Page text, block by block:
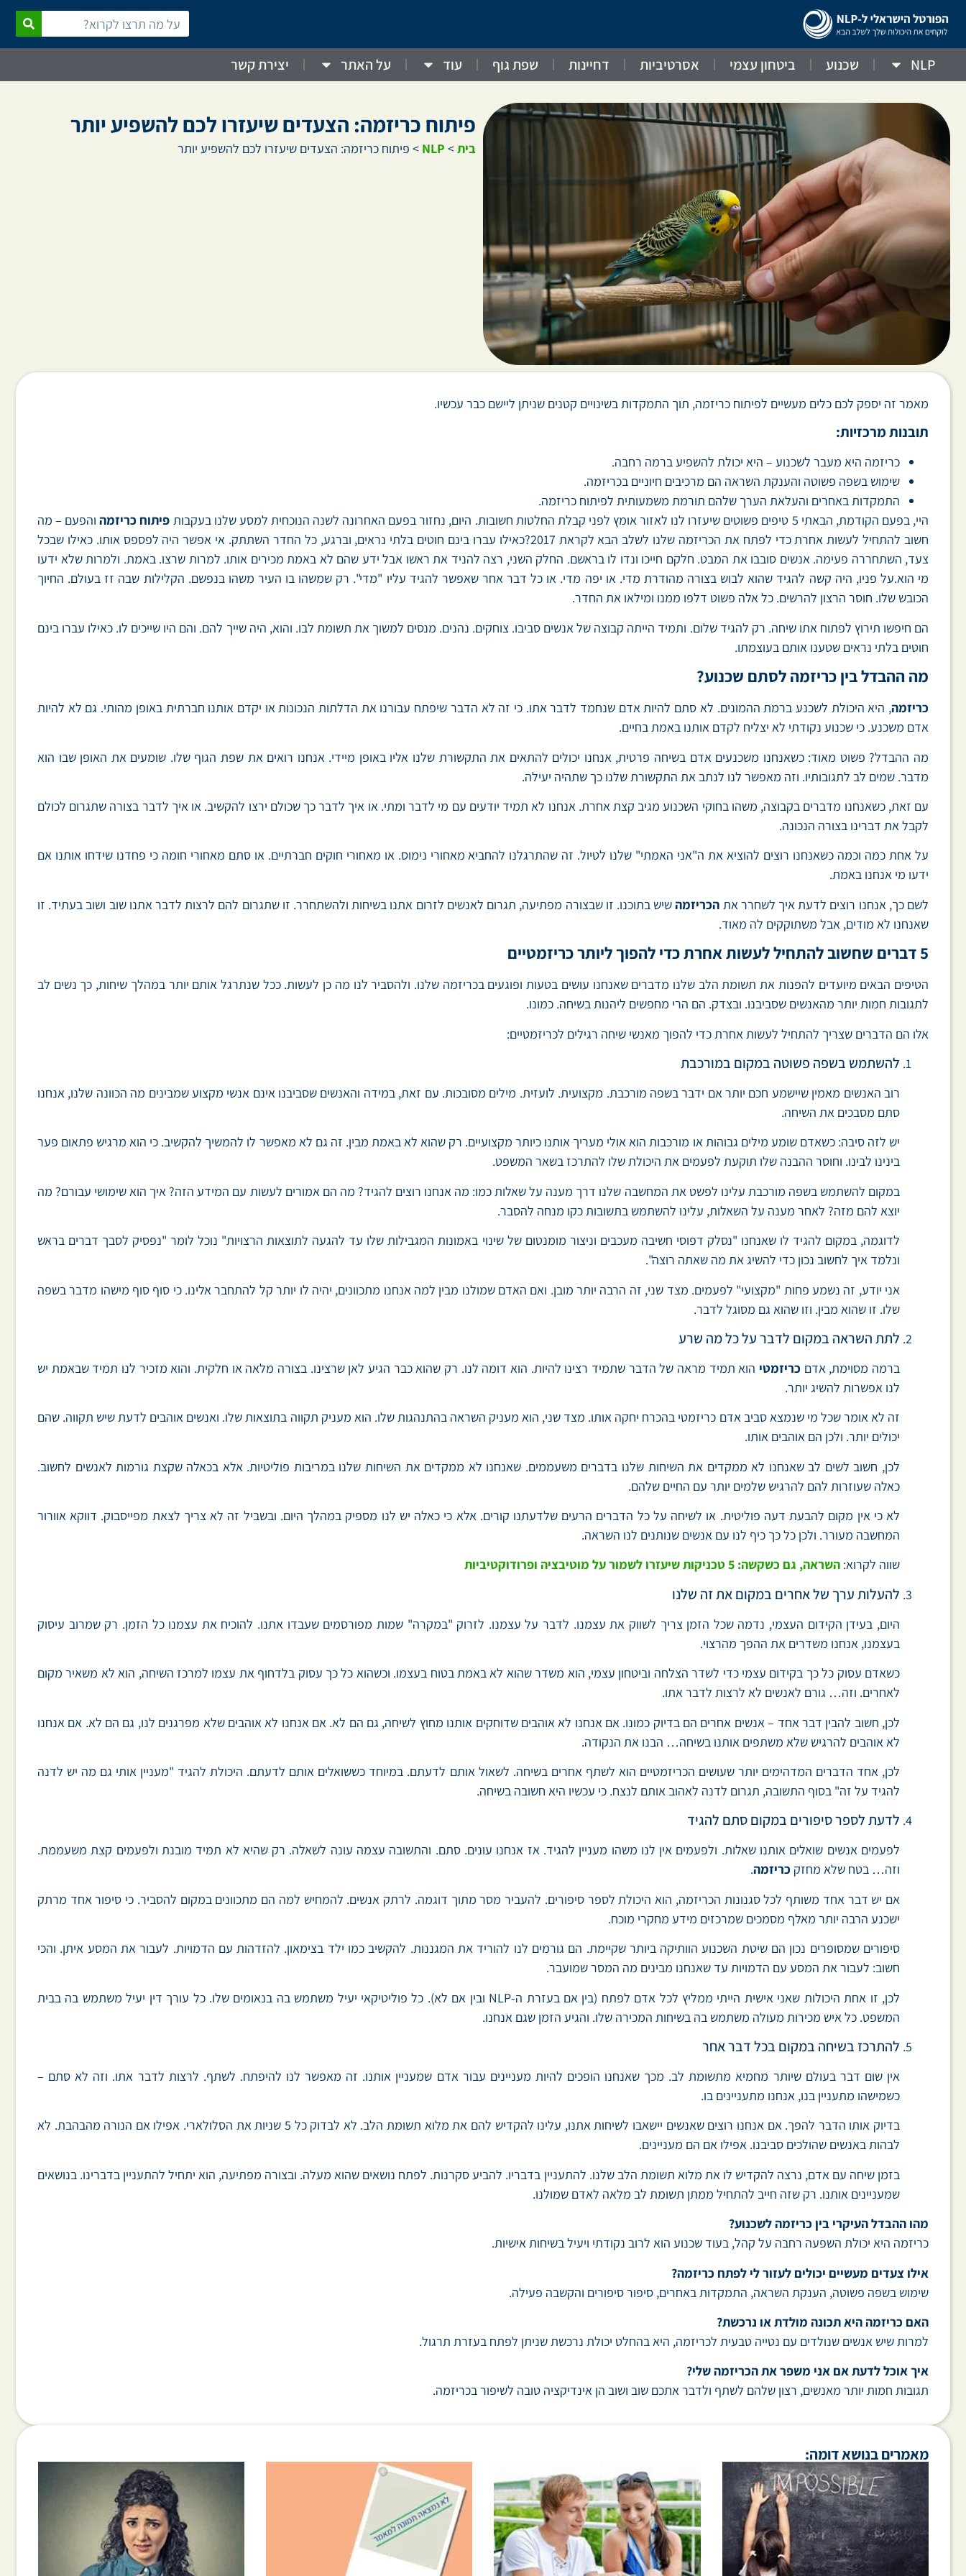
NLP שכנוע ביטחון עצמי אסרטיביות דחיינות שפת גוף עוד על האתר יצירת קשר
פיתוח כריזמה: הצעדים שיעזרו לכם להשפיע יותר
בית>
NLP
> פיתוח כריזמה: הצעדים שיעזרו לכם להשפיע יותר
מאמר זה יספק לכם כלים מעשיים לפיתוח כריזמה, תוך התמקדות בשינויים קטנים שניתן ליישם כבר עכשיו.
תובנות מרכזיות:
כריזמה היא מעבר לשכנוע – היא יכולת להשפיע ברמה רחבה.
שימוש בשפה פשוטה והענקת השראה הם מרכיבים חיוניים בכריזמה.
התמקדות באחרים והעלאת הערך שלהם תורמת משמעותית לפיתוח כריזמה.
היי, בפעם הקודמת, הבאתי 5 טיפים פשוטים שיעזרו לנו לאזור אומץ לפני קבלת החלטות חשובות. היום, נחזור בפעם האחרונה לשנה הנוכחית למסע שלנו בעקבות
פיתוח כריזמהוהפעם – מה
חשוב להתחיל לעשות אחרת כדי לפתח את הכריזמה שלנו לשלב הבא לקראת 2017?כאילו עברו בינם חוטים בלתי נראים, וברגע, כל החדר השתתק. אי אפשר היה לפספס אותו. כאילו שבכל
צעד, השתחררה פעימה. אנשים סובבו את המבט. חלקם חייכו ונדו לו בראשם. החלק השני, רצה להניד את ראשו אבל ידע שהם לא באמת מכירים אותו. למרות שרצו. באמת. ולמרות שלא ידעו
מי הוא.על פניו, היה קשה להגיד שהוא לבוש בצורה מהודרת מדי. או יפה מדי. או כל דבר אחר שאפשר להגיד עליו "מדי". רק שמשהו בו העיר משהו בנפשם. הקלילות שבה זז בעולם. החיוך
הכובש שלו. חוסר הרצון להרשים. כל אלה פשוט דלפו ממנו ומילאו את החדר.
הם חיפשו תירוץ לפתוח אתו שיחה. רק להגיד שלום. ותמיד הייתה קבוצה של אנשים סביבו. צוחקים. נהנים. מנסים למשוך את תשומת לבו. והוא, היה שייך להם. והם היו שייכים לו. כאילו עברו בינם
חוטים בלתי נראים שטענו אותם בעוצמתו.
מה ההבדל בין כריזמה לסתם שכנוע?
כריזמה, היא היכולת לשכנע ברמת ההמונים. לא סתם להיות אדם שנחמד לדבר אתו. כי זה לא הדבר שיפתח עבורנו את הדלתות הנכונות או יקדם אותנו חברתית באופן מהותי. גם לא להיות
אדם משכנע. כי שכנוע נקודתי לא יצליח לקדם אותנו באמת בחיים.
מה ההבדל? פשוט מאוד: כשאנחנו משכנעים אדם בשיחה פרטית, אנחנו יכולים להתאים את התקשורת שלנו אליו באופן מיידי. אנחנו רואים את שפת הגוף שלו. שומעים את האופן שבו הוא
מדבר. שמים לב לתגובותיו. וזה מאפשר לנו לנתב את התקשורת שלנו כך שתהיה יעילה.
עם זאת, כשאנחנו מדברים בקבוצה, משהו בחוקי השכנוע מגיב קצת אחרת. אנחנו לא תמיד יודעים עם מי לדבר ומתי. או איך לדבר כך שכולם ירצו להקשיב. או איך לדבר בצורה שתגרום לכולם
לקבל את דברינו בצורה הנכונה.
על אחת כמה וכמה כשאנחנו רוצים להוציא את ה"אני האמתי" שלנו לטיול. זה שהתרגלנו להחביא מאחורי נימוס. או מאחורי חוקים חברתיים. או סתם מאחורי חומה כי פחדנו שידחו אותנו אם
ידעו מי אנחנו באמת.
לשם כך, אנחנו רוצים לדעת איך לשחרר את הכריזמהשיש בתוכנו. זו שבצורה מפתיעה, תגרום לאנשים לזרום אתנו בשיחות ולהשתחרר. זו שתגרום להם לרצות לדבר אתנו שוב ושוב בעתיד. זו
שאנחנו לא מודים, אבל משתוקקים לה מאוד.
5 דברים שחשוב להתחיל לעשות אחרת כדי להפוך ליותר כריזמטיים
הטיפים הבאים מיועדים להפנות את תשומת הלב שלנו מדברים שאנחנו עושים בטעות ופוגעים בכריזמה שלנו. ולהסביר לנו מה כן לעשות. ככל שנתרגל אותם יותר במהלך שיחות, כך נשים לב
לתגובות חמות יותר מהאנשים שסביבנו. ובצדק. הם הרי מחפשים ליהנות בשיחה. כמונו.
אלו הם הדברים שצריך להתחיל לעשות אחרת כדי להפוך מאנשי שיחה רגילים לכריזמטיים:
להשתמש בשפה פשוטה במקום במורכבת
רוב האנשים מאמין שיישמע חכם יותר אם ידבר בשפה מורכבת. מקצועית. לועזית. מילים מסובכות. עם זאת, במידה והאנשים שסביבנו אינם אנשי מקצוע שמבינים מה הכוונה שלנו, אנחנו
סתם מסבכים את השיחה.
יש לזה סיבה: כשאדם שומע מילים גבוהות או מורכבות הוא אולי מעריך אותנו כיותר מקצועיים. רק שהוא לא באמת מבין. זה גם לא מאפשר לו להמשיך להקשיב. כי הוא מרגיש פתאום פער
בינינו לבינו. וחוסר ההבנה שלו תוקעת לפעמים את היכולת שלו להתרכז בשאר המשפט.
במקום להשתמש בשפה מורכבת עלינו לפשט את המחשבה שלנו דרך מענה על שאלות כמו: מה אנחנו רוצים להגיד? מה הם אמורים לעשות עם המידע הזה? איך הוא שימושי עבורם? מה
יוצא להם מזה? לאחר מענה על השאלות, עלינו להשתמש בתשובות כקו מנחה להסבר.
לדוגמה, במקום להגיד לו שאנחנו "נסלק דפוסי חשיבה מעכבים וניצור מומנטום של שינוי באמונות המגבילות שלו עד להגעה לתוצאות הרצויות" נוכל לומר "נפסיק לסבך דברים בראש
ונלמד איך לחשוב נכון כדי להשיג את מה שאתה רוצה".
אני יודע, זה נשמע פחות "מקצועי" לפעמים. מצד שני, זה הרבה יותר מובן. ואם האדם שמולנו מבין למה אנחנו מתכוונים, יהיה לו יותר קל להתחבר אלינו. כי סוף סוף מישהו מדבר בשפה
שלו. זו שהוא מבין. וזו שהוא גם מסוגל לדבר.
לתת השראה במקום לדבר על כל מה שרע
ברמה מסוימת, אדם כריזמטי הוא תמיד מראה של הדבר שתמיד רצינו להיות. הוא דומה לנו. רק שהוא כבר הגיע לאן שרצינו. בצורה מלאה או חלקית. והוא מזכיר לנו תמיד שבאמת יש
לנו אפשרות להשיג יותר.
זה לא אומר שכל מי שנמצא סביב אדם כריזמטי בהכרח יחקה אותו. מצד שני, הוא מעניק השראה בהתנהגות שלו. הוא מעניק תקווה בתוצאות שלו. ואנשים אוהבים לדעת שיש תקווה. שהם
יכולים יותר. ולכן הם אוהבים אותו.
לכן, חשוב לשים לב שאנחנו לא ממקדים את השיחות שלנו בדברים משעממים. שאנחנו לא ממקדים את השיחות שלנו במריבות פוליטיות. אלא בכאלה שקצת גורמות לאנשים לחשוב.
כאלה שעוזרות להם להרגיש שלמים יותר עם החיים שלהם.
לא כי אין מקום להבעת דעה פוליטית. או לשיחה על כל הדברים הרעים שלדעתנו קורים. אלא כי כאלה יש לנו מספיק במהלך היום. ובשביל זה לא צריך לצאת מפייסבוק. דווקא אוורור
המחשבה מעורר. ולכן כל כך כיף לנו עם אנשים שנותנים לנו השראה.
שווה לקרוא: השראה, גם כשקשה: 5 טכניקות שיעזרו לשמור על מוטיבציה ופרודוקטיביות
להעלות ערך של אחרים במקום את זה שלנו
היום, בעידן הקידום העצמי, נדמה שכל הזמן צריך לשווק את עצמנו. לדבר על עצמנו. לזרוק "במקרה" שמות מפורסמים שעבדו אתנו. להוכיח את עצמנו כל הזמן. רק שמרוב עיסוק
בעצמנו, אנחנו משדרים את ההפך מהרצוי.
כשאדם עסוק כל כך בקידום עצמי כדי לשדר הצלחה וביטחון עצמי, הוא משדר שהוא לא באמת בטוח בעצמו. וכשהוא כל כך עסוק בלדחוף את עצמו למרכז השיחה, הוא לא משאיר מקום
לאחרים. וזה… גורם לאנשים לא לרצות לדבר אתו.
לכן, חשוב להבין דבר אחד – אנשים אחרים הם בדיוק כמונו. אם אנחנו לא אוהבים שדוחקים אותנו מחוץ לשיחה, גם הם לא. אם אנחנו לא אוהבים שלא מפרגנים לנו, גם הם לא. אם אנחנו
לא אוהבים להרגיש שלא משתפים אותנו בשיחה… הבנו את הנקודה.
לכן, אחד הדברים המדהימים יותר שעושים הכריזמטיים הוא לשתף אחרים בשיחה. לשאול אותם לדעתם. במיוחד כששואלים אותם לדעתם. היכולת להגיד "מעניין אותי גם מה יש לדנה
להגיד על זה" בסוף התשובה, תגרום לדנה לאהוב אותם לנצח. כי עכשיו היא חשובה בשיחה.
לדעת לספר סיפורים במקום סתם להגיד
לפעמים אנשים שואלים אותנו שאלות. ולפעמים אין לנו משהו מעניין להגיד. אז אנחנו עונים. סתם. והתשובה עצמה עונה לשאלה. רק שהיא לא תמיד מובנת ולפעמים קצת משעממת.
וזה… בטח שלא מחזק כריזמה.
אם יש דבר אחד משותף לכל סגנונות הכריזמה, הוא היכולת לספר סיפורים. להעביר מסר מתוך דוגמה. לרתק אנשים. להמחיש למה הם מתכוונים במקום להסביר. כי סיפור אחד מרתק
ישכנע הרבה יותר מאלף מסמכים שמרכזים מידע מחקרי מוכח.
סיפורים שמסופרים נכון הם שיטת השכנוע הוותיקה ביותר שקיימת. הם גורמים לנו להוריד את המגננות. להקשיב כמו ילד בצימאון. להזדהות עם הדמויות. לעבור את המסע איתן. והכי
חשוב: לעבור את המסע עם הדמויות עד שאנחנו מבינים מה המסר שמועבר.
לכן, זו אחת היכולות שאני אישית הייתי ממליץ לכל אדם לפתח (בין אם בעזרת ה-NLP ובין אם לא). כל פוליטיקאי יעיל משתמש בה בנאומים שלו. כל עורך דין יעיל משתמש בה בבית
המשפט. כל איש מכירות מעולה משתמש בה בשיחות המכירה שלו. והגיע הזמן שגם אנחנו.
להתרכז בשיחה במקום בכל דבר אחר
אין שום דבר בעולם שיותר מחמיא מתשומת לב. מכך שאנחנו הופכים להיות מעניינים עבור אדם שמעניין אותנו. זה מאפשר לנו להיפתח. לשתף. לרצות לדבר אתו. וזה לא סתם –
כשמישהו מתעניין בנו, אנחנו מתעניינים בו.
בדיוק אותו הדבר להפך. אם אנחנו רוצים שאנשים יישאבו לשיחות אתנו, עלינו להקדיש להם את מלוא תשומת הלב. לא לבדוק כל 5 שניות את הסלולארי. אפילו אם הנורה מהבהבת. לא
לבהות באנשים שהולכים סביבנו. אפילו אם הם מעניינים.
בזמן שיחה עם אדם, נרצה להקדיש לו את מלוא תשומת הלב שלנו. להתעניין בדבריו. להביע סקרנות. לפתח נושאים שהוא מעלה. ובצורה מפתיעה, הוא יתחיל להתעניין בדברינו. בנושאים
שמעניינים אותנו. רק שזה חייב להתחיל ממתן תשומת לב מלאה לאדם שמולנו.
מהו ההבדל העיקרי בין כריזמה לשכנוע?
כריזמה היא יכולת השפעה רחבה על קהל, בעוד שכנוע הוא לרוב נקודתי ויעיל בשיחות אישיות.
אילו צעדים מעשיים יכולים לעזור לי לפתח כריזמה?
שימוש בשפה פשוטה, הענקת השראה, התמקדות באחרים, סיפור סיפורים והקשבה פעילה.
האם כריזמה היא תכונה מולדת או נרכשת?
למרות שיש אנשים שנולדים עם נטייה טבעית לכריזמה, היא בהחלט יכולת נרכשת שניתן לפתח בעזרת תרגול.
איך אוכל לדעת אם אני משפר את הכריזמה שלי?
תגובות חמות יותר מאנשים, רצון שלהם לשתף ולדבר אתכם שוב ושוב הן אינדיקציה טובה לשיפור בכריזמה.
מאמרים בנושא דומה: